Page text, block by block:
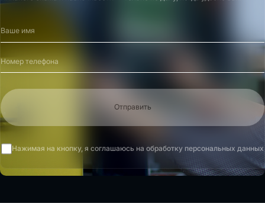
Отправить
Нажимая на кнопку, я соглашаюсь на обработку персональных данных